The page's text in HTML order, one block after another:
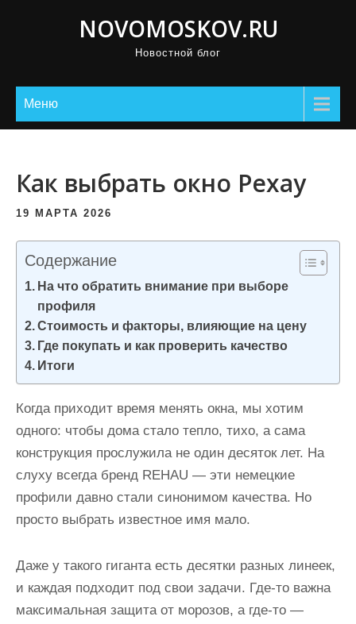
NOVOMOSKOV.RU
Новостной блог
Меню
Как выбрать окно Рехау
19 МАРТА 2026
Содержание
На что обратить внимание при выборе
профиля
Стоимость и факторы, влияющие на цену
Где покупать и как проверить качество
Итоги
Когда приходит время менять окна, мы хотим
одного: чтобы дома стало тепло, тихо, а сама
конструкция прослужила не один десяток лет. На
слуху всегда бренд REHAU — эти немецкие
профили давно стали синонимом качества. Но
просто выбрать известное имя мало.
Даже у такого гиганта есть десятки разных линеек,
и каждая подходит под свои задачи. Где-то важна
максимальная защита от морозов, а где-то —